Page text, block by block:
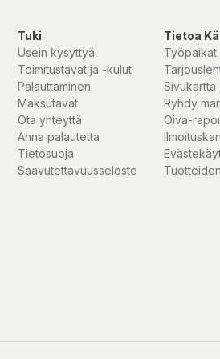
Tuki
Usein kysyttyä
Toimitustavat ja -kulut
Palauttaminen
Maksutavat
Ota yhteyttä
Anna palautetta
Tietosuoja
Saavutettavuusseloste
Tietoa
Työpaikat
Sivukartta
Ryhdy
Oiva-